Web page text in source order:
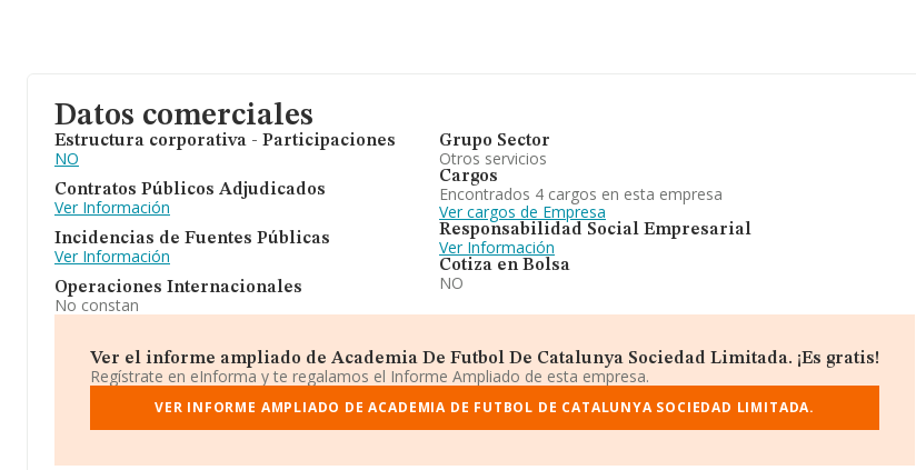
Datos comerciales
Estructura corporativa - Participaciones
NO
Contratos Públicos Adjudicados
Ver Información
Incidencias de Fuentes Públicas
Ver Información
Operaciones Internacionales
No constan
Grupo Sector
Otros servicios
Cargos
Encontrados 4 cargos en esta empresa
Ver cargos de Empresa
Responsabilidad Social Empresarial
Ver Información
Cotiza en Bolsa
NO
Ver el informe ampliado de Academia De Futbol De Catalunya Sociedad Limitada. ¡Es gratis!
Regístrate en eInforma y te regalamos el Informe Ampliado de esta empresa.
VER INFORME AMPLIADO DE ACADEMIA DE FUTBOL DE CATALUNYA SOCIEDAD LIMITADA.